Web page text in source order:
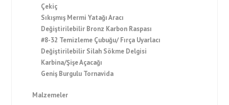
Çekiç
Sıkışmış Mermi Yatağı Aracı
Değiştirilebilir Bronz Karbon Raspası
#8-32 Temizleme Çubuğu/ Fırça Uyarlacı
Değiştirilebilir Silah Sökme Delgisi
Karbina/Şişe Açacağı
Geniş Burgulu Tornavida
Malzemeler